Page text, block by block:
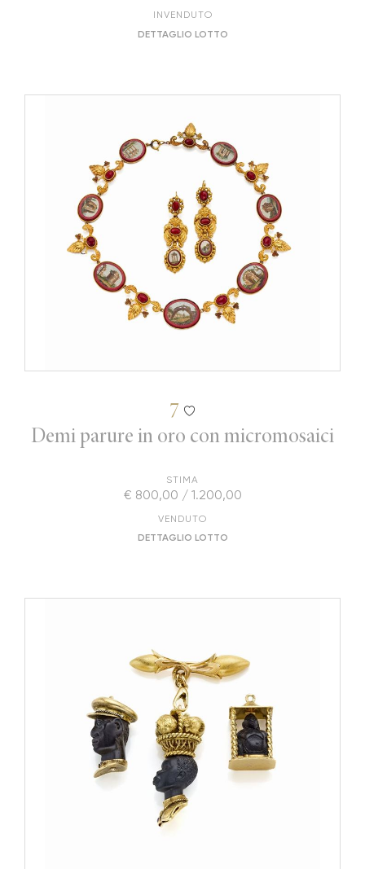
INVENDUTO
DETTAGLIO LOTTO
7
Demi parure in oro con micromosaici
STIMA
€ 800,00 / 1.200,00
VENDUTO
DETTAGLIO LOTTO